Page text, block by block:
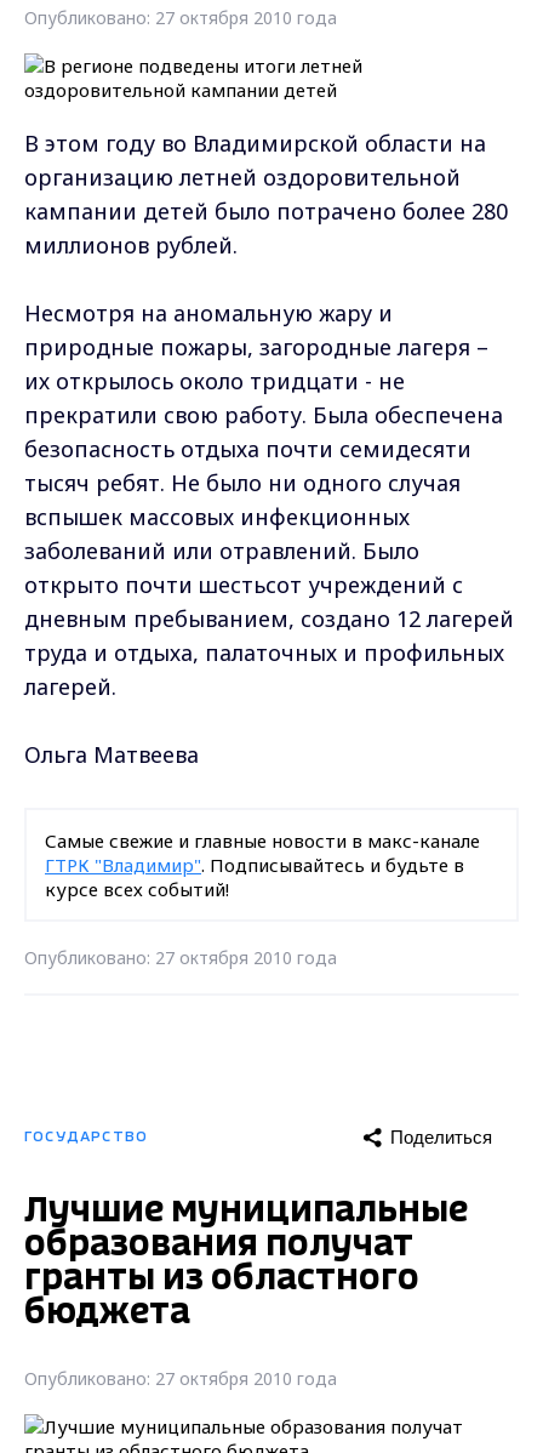
Опубликовано: 27 октября 2010 года
В этом году во Владимирской области на
организацию летней оздоровительной
кампании детей было потрачено более 280
миллионов рублей.
Несмотря на аномальную жару и
природные пожары, загородные лагеря –
их открылось около тридцати - не
прекратили свою работу. Была обеспечена
безопасность отдыха почти семидесяти
тысяч ребят. Не было ни одного случая
вспышек массовых инфекционных
заболеваний или отравлений. Было
открыто почти шестьсот учреждений с
дневным пребыванием, создано 12 лагерей
труда и отдыха, палаточных и профильных
лагерей.
Ольга Матвеева
Самые свежие и главные новости в макс-канале
ГТРК "Владимир". Подписывайтесь и будьте в
курсе всех событий!
Опубликовано: 27 октября 2010 года
ГОСУДАРСТВО Поделиться
Лучшие муниципальные
образования получат
гранты из областного
бюджета
Опубликовано: 27 октября 2010 года